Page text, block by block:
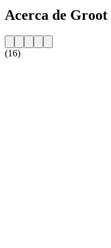
Acerca de Groot
(16)